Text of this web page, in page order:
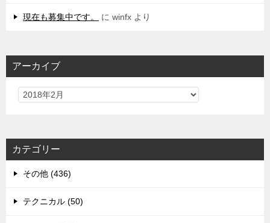
現在も募集中です。 に winfx より
アーカイブ
カテゴリー
その他 (436)
テクニカル (50)